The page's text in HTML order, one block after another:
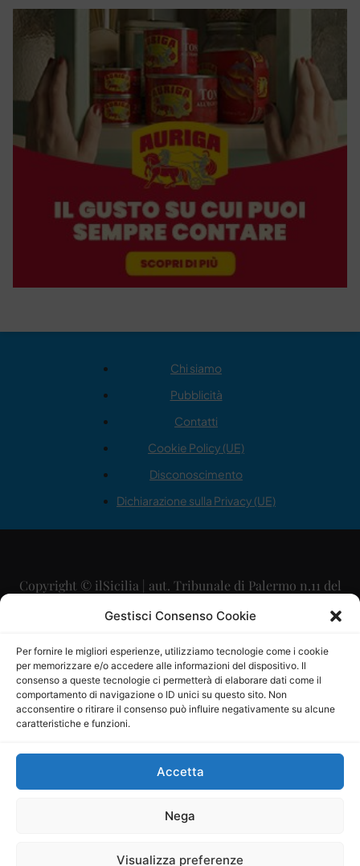
Gestisci Consenso Cookie
Per fornire le migliori esperienze, utilizziamo tecnologie come i cookie
per memorizzare e/o accedere alle informazioni del dispositivo. Il
consenso a queste tecnologie ci permetterà di elaborare dati come il
comportamento di navigazione o ID unici su questo sito. Non
acconsentire o ritirare il consenso può influire negativamente su alcune
caratteristiche e funzioni.
Accetta
Nega
Visualizza preferenze
Chi siamo
Pubblicità
Contatti
Cookie Policy (UE)
Disconoscimento
Dichiarazione sulla Privacy (UE)
Copyright © ilSicilia | aut. Tribunale di Palermo n.11 del
29/09/2015
Direttore Editoriale: Maurizio Scaglione
Direttore Responsabile: Maria Calabrese
P.IVA: 06334930820
Mercurio Comunicazione Società Cooperativa a r.l. è
iscritta al Registro degli Operatori di Comunicazione al